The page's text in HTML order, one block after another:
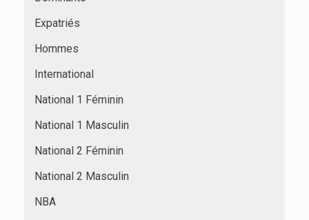
Expatriés
Hommes
International
National 1 Féminin
National 1 Masculin
National 2 Féminin
National 2 Masculin
NBA